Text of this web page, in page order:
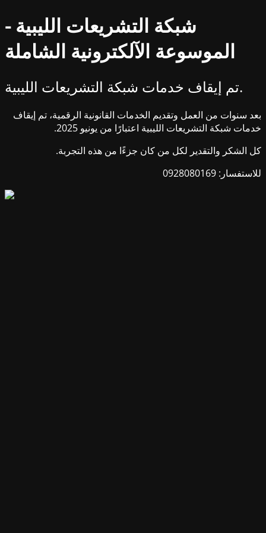
شبكة التشريعات الليبية -
الموسوعة الآلكترونية الشاملة
تم إيقاف خدمات شبكة التشريعات الليبية.
بعد سنوات من العمل وتقديم الخدمات القانونية الرقمية، تم إيقاف
خدمات شبكة التشريعات الليبية اعتبارًا من يونيو 2025.
كل الشكر والتقدير لكل من كان جزءًا من هذه التجربة.
للاستفسار: 0928080169